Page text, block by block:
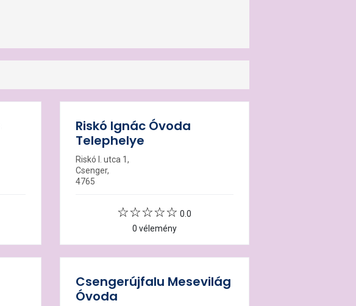
Riskó Ignác Óvoda
Telephelye
Riskó I. utca 1,
Csenger,
4765
0.0
0 vélemény
Csengerújfalu Mesevilág
Óvoda